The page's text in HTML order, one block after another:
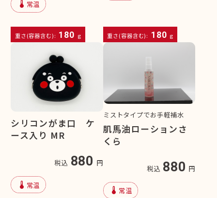
device_thermostat 常温
重さ(容器含む): 180 g 重さ(容器含む): 180 g
シリコンがま口 ケ
ース入り MR
税込 880 円
device_thermostat 常温
ミストタイプでお手軽補水
肌馬油ローションさ
くら
税込 880 円
device_thermostat 常温